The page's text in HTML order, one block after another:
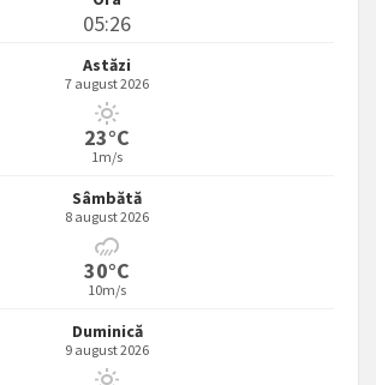
05:26
Astăzi
7 august 2026
23°C
1m/s
Sâmbătă
8 august 2026
30°C
10m/s
Duminică
9 august 2026